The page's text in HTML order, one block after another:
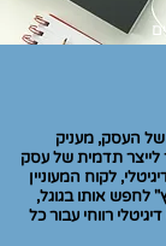
של העסק, מעניק
תדמית של עסק
לקוח המעוניין
לחפש אותו בגוגל,
רווחי עבור כל